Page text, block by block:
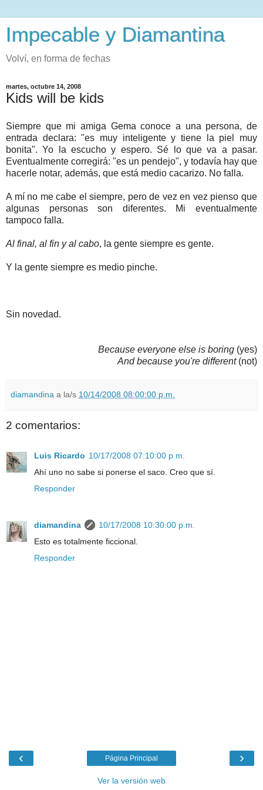
Impecable y Diamantina
Volví, en forma de fechas
martes, octubre 14, 2008
Kids will be kids
Siempre que mi amiga Gema conoce a una persona, de
entrada declara: "es muy inteligente y tiene la piel muy
bonita". Yo la escucho y espero. Sé lo que va a pasar.
Eventualmente corregirá: "es un pendejo", y todavía hay que
hacerle notar, además, que está medio cacarizo. No falla.
A mí no me cabe el siempre, pero de vez en vez pienso que
algunas personas son diferentes. Mi eventualmente
tampoco falla.
Al final, al fin y al cabo, la gente siempre es gente.
Y la gente siempre es medio pinche.
Sin novedad.
Because everyone else is boring (yes)
And because you're different(not)
diamandina a la/s 10/14/2008 08:00:00 p.m.
2 comentarios:
Luis Ricardo 10/17/2008 07:10:00 p.m.
Ahí uno no sabe si ponerse el saco. Creo que sí.
Responder
diamandina
10/17/2008 10:30:00 p.m.
Esto es totalmente ficcional.
Responder
‹ ›
Página Principal
Ver la versión web